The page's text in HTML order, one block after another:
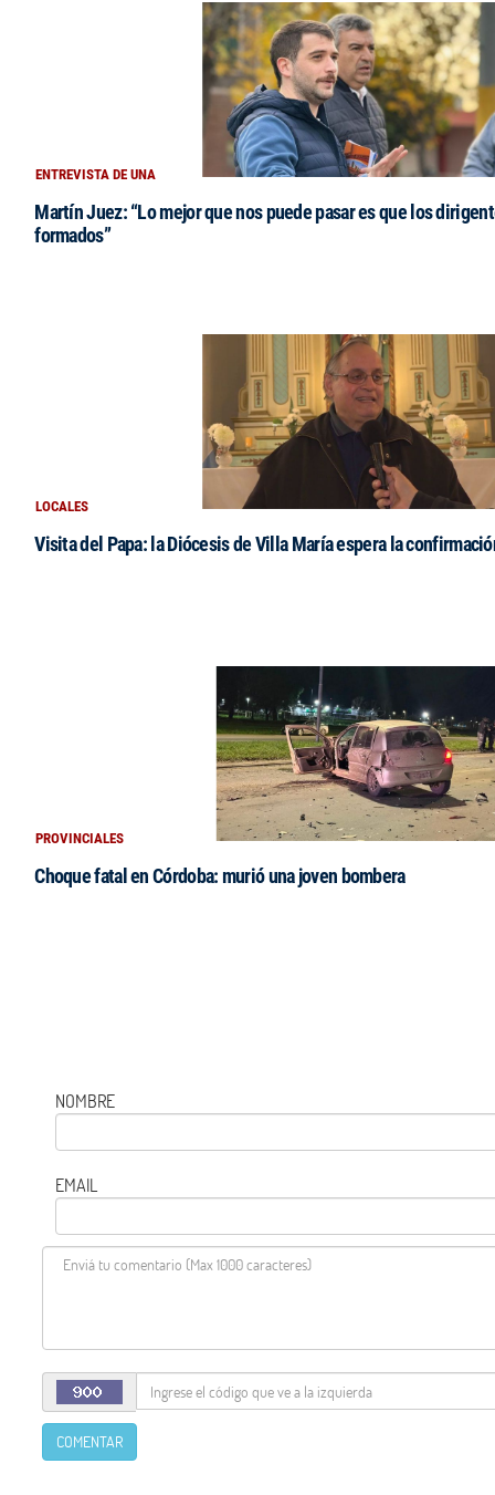
ENTREVISTA DE UNA
Martín Juez: “Lo mejor que nos puede pasar es que los
formados”
LOCALES
Visita del Papa: la Diócesis de Villa María espera la
PROVINCIALES
Choque fatal en Córdoba: murió una joven bombera
NOMBRE
EMAIL
COMENTAR